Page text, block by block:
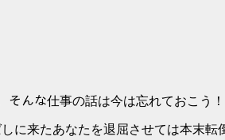
仕事の話は今は忘れておこう！
あなたを退屈させては本末転倒